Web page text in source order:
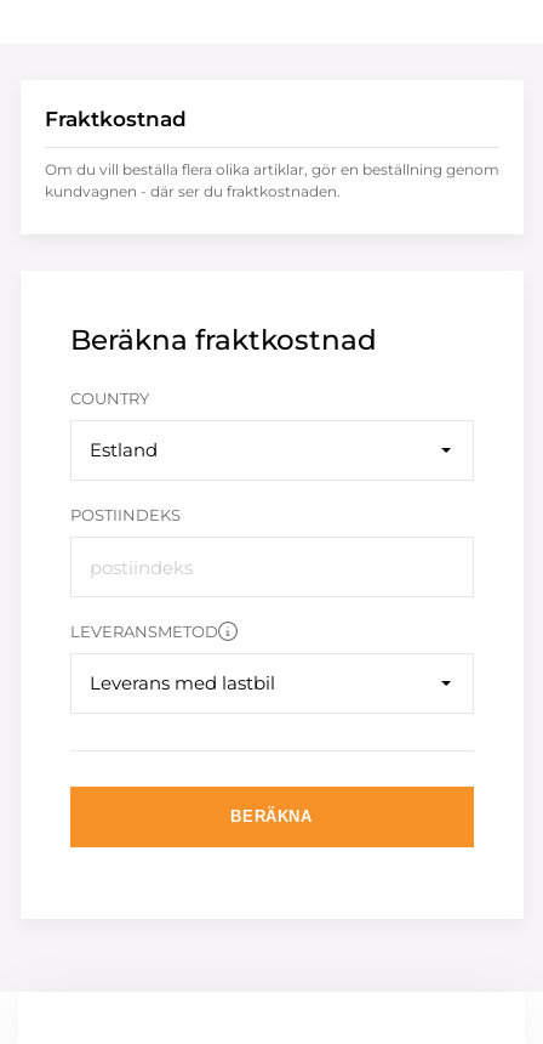
Beräkna fraktkostnad
COUNTRY
Estland
POSTIINDEKS
LEVERANSMETOD
Leverans med lastbil
BERÄKNA
Fraktkostnad
Om du vill beställa flera olika artiklar, gör en beställning genom
kundvagnen - där ser du fraktkostnaden.